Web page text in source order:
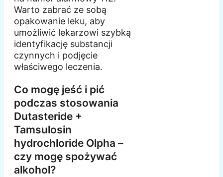
Warto zabrać ze sobą
opakowanie leku, aby
umożliwić lekarzowi szybką
identyfikację substancji
czynnych i podjęcie
właściwego leczenia.
Co mogę jeść i pić
podczas stosowania
Dutasteride +
Tamsulosin
hydrochloride Olpha –
czy mogę spożywać
alkohol?